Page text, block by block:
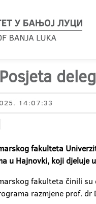
14:07:33
fakulteta
u Hajnovki, koji djeluje
fakulteta činili
razmjene prof. dr